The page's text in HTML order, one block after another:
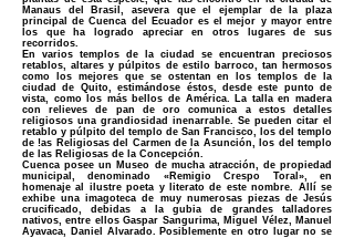
Manaus del Brasil, asevera que el ejemplar de la plaza
principal de Cuenca del Ecuador es el mejor y mayor entre
los que ha logrado apreciar en otros lugares de sus
recorridos.
En varios templos de la ciudad se encuentran preciosos
retablos, altares y púlpitos de estilo barroco, tan hermosos
como los mejores que se ostentan en los templos de la
ciudad de Quito, estimándose éstos, desde este punto de
vista, como los más bellos de América. La talla en madera
con relieves de pan de oro comunica a estos detalles
religiosos una grandiosidad inenarrable. Se pueden citar el
retablo y púlpito del templo de San Francisco, los del templo
de !as Religiosas del Carmen de la Asunción, los del templo
de las Religiosas de la Concepción.
Cuenca posee un Museo de mucha atracción, de propiedad
municipal, denominado «Remigio Crespo Toral», en
homenaje al ilustre poeta y literato de este nombre. Allí se
exhibe una imagoteca de muy numerosas piezas de Jesús
crucificado, debidas a la gubia de grandes talladores
nativos, entre ellos Gaspar Sangurima, Miguel Vélez, Manuel
Ayavaca, Daniel Alvarado. Posiblemente en otro lugar no se